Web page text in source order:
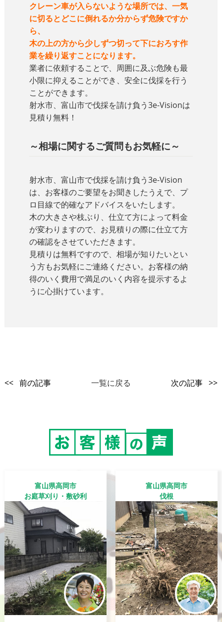
クレーン車が入らないような場所では、一気
に切るとどこに倒れるか分からず危険ですか
ら、
木の上の方から少しずつ切って下におろす作
業を繰り返すことになります。
業者に依頼することで、周囲に及ぶ危険も最
小限に抑えることができ、安全に伐採を行う
ことができます。
射水市、富山市で伐採を請け負う3e-Visionは
見積り無料！
～相場に関するご質問もお気軽に～
射水市、富山市で伐採を請け負う3e-Vision
は、お客様のご要望をお聞きしたうえで、プ
ロ目線で的確なアドバイスをいたします。
木の大きさや枝ぶり、仕立て方によって料金
が変わりますので、お見積りの際に仕立て方
の確認をさせていただきます。
見積りは無料ですので、相場が知りたいとい
う方もお気軽にご連絡ください。お客様の納
得のいく費用で満足のいく内容を提示するよ
うに心掛けています。
<< 前の記事 一覧に戻る 次の記事 >>
富山県高岡市
お庭草刈り・敷砂利
富山県高岡市
伐根